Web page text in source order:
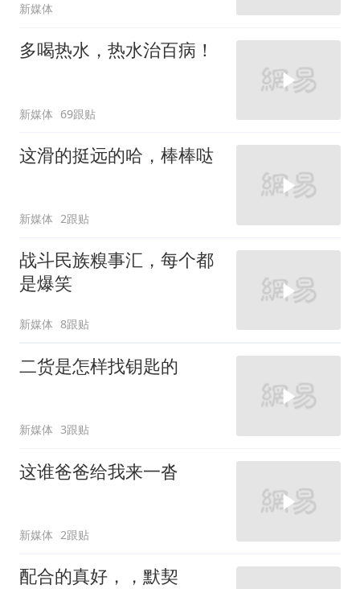
新媒体
多喝热水，热水治百病！
新媒体 69跟贴
这滑的挺远的哈，棒棒哒
新媒体 2跟贴
战斗民族糗事汇，每个都
是爆笑
新媒体 8跟贴
二货是怎样找钥匙的
新媒体 3跟贴
这谁爸爸给我来一沓
新媒体 2跟贴
配合的真好，，默契